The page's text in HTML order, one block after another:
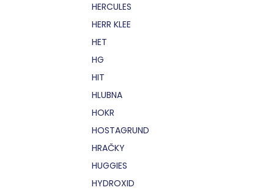
HERCULES
HERR KLEE
HET
HG
HIT
HLUBNA
HOKR
HOSTAGRUND
HRAČKY
HUGGIES
HYDROXID